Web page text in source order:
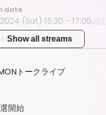
date
(Sat) 15:30 – 17:00JST
Archive End Time
2024 (Sat) 23:59JST
Show all streams
トークライブ
開始